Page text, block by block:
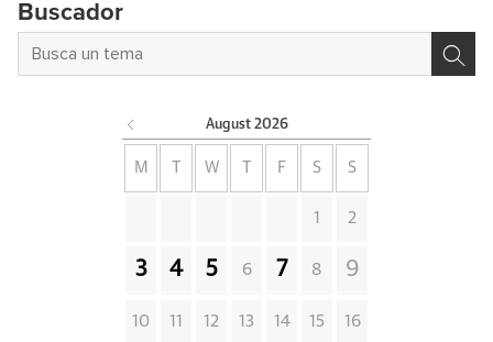
Buscador
August 2026
M W F S S
1 2
3 4 5 6 7 8 9
10 11 12 13 14 15 16